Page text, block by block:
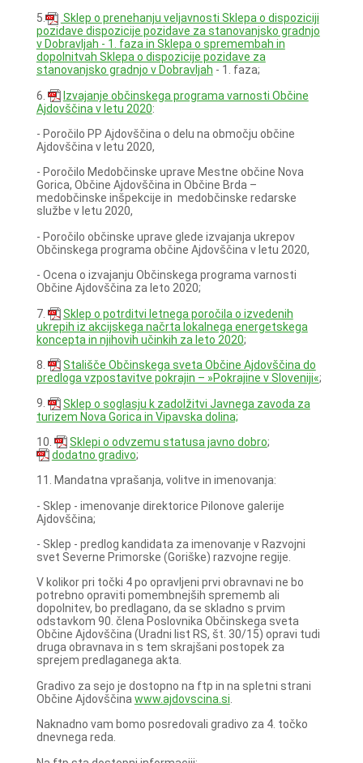
5.
Sklep o prenehanju veljavnosti Sklepa o dispoziciji
pozidave dispozicije pozidave za stanovanjsko gradnjo
v Dobravljah - 1. faza in Sklepa o spremembah in
dopolnitvah Sklepa o dispozicije pozidave za
stanovanjsko gradnjo v Dobravljah - 1. faza;
6.
Izvajanje občinskega programa varnosti Občine
Ajdovščina v letu 2020:
- Poročilo PP Ajdovščina o delu na območju občine
Ajdovščina v letu 2020,
- Poročilo Medobčinske uprave Mestne občine Nova
Gorica, Občine Ajdovščina in Občine Brda –
medobčinske inšpekcije in medobčinske redarske
službe v letu 2020,
- Poročilo občinske uprave glede izvajanja ukrepov
Občinskega programa občine Ajdovščina v letu 2020,
- Ocena o izvajanju Občinskega programa varnosti
Občine Ajdovščina za leto 2020;
7.
Sklep o potrditvi letnega poročila o izvedenih
ukrepih iz akcijskega načrta lokalnega energetskega
koncepta in njihovih učinkih za leto 2020;
8.
Stališče Občinskega sveta Občine Ajdovščina do
predloga vzpostavitve pokrajin – »Pokrajine v Sloveniji«;
9.
Sklep o soglasju k zadolžitvi Javnega zavoda za
turizem Nova Gorica in Vipavska dolina;
10.
Sklepi o odvzemu statusa javno dobro;
dodatno gradivo;
11. Mandatna vprašanja, volitve in imenovanja:
- Sklep - imenovanje direktorice Pilonove galerije
Ajdovščina;
- Sklep - predlog kandidata za imenovanje v Razvojni
svet Severne Primorske (Goriške) razvojne regije.
V kolikor pri točki 4 po opravljeni prvi obravnavi ne bo
potrebno opraviti pomembnejših sprememb ali
dopolnitev, bo predlagano, da se skladno s prvim
odstavkom 90. člena Poslovnika Občinskega sveta
Občine Ajdovščina (Uradni list RS, št. 30/15) opravi tudi
druga obravnava in s tem skrajšani postopek za
sprejem predlaganega akta.
Gradivo za sejo je dostopno na ftp in na spletni strani
Občine Ajdovščina www.ajdovscina.si
Naknadno vam bomo posredovali gradivo za 4. točko
dnevnega reda.